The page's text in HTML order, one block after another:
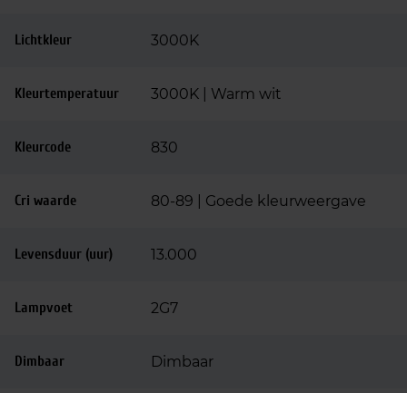
Lichtkleur 3000K
Kleurtemperatuur 3000K | Warm wit
Kleurcode 830
Cri waarde 80-89 | Goede kleurweergave
Levensduur (uur) 13.000
Lampvoet 2G7
Dimbaar Dimbaar